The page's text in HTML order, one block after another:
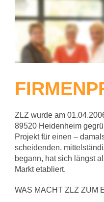
ZLZ wurde am
89520 Heidenheim
Projekt für einen –
scheidenden,
begann, hat sich längst
Markt etabliert.
WAS MACHT ZLZ ZUM